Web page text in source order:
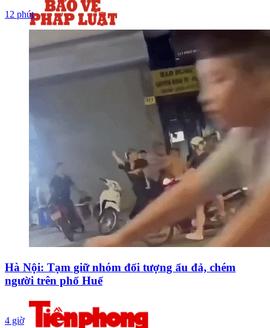
12 phút
Hà Nội: Tạm giữ nhóm đối tượng ẩu đả, chém
người trên phố Huế
4 giờ